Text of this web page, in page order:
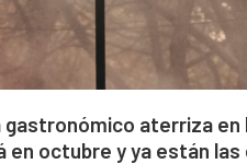
aterriza en
en octubre y ya están